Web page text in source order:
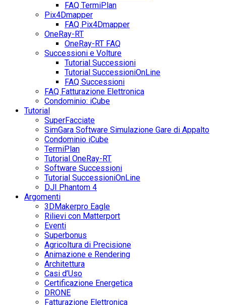
FAQ TermiPlan
Pix4Dmapper
FAQ Pix4Dmapper
OneRay-RT
OneRay-RT FAQ
Successioni e Volture
Tutorial Successioni
Tutorial SuccessioniOnLine
FAQ Successioni
FAQ Fatturazione Elettronica
Condominio: iCube
Tutorial
SuperFacciate
SimGara Software Simulazione Gare di Appalto
Condominio iCube
TermiPlan
Tutorial OneRay-RT
Software Successioni
Tutorial SuccessioniOnLine
DJI Phantom 4
Argomenti
3DMakerpro Eagle
Rilievi con Matterport
Eventi
Superbonus
Agricoltura di Precisione
Animazione e Rendering
Architettura
Casi d’Uso
Certificazione Energetica
DRONE
Fatturazione Elettronica